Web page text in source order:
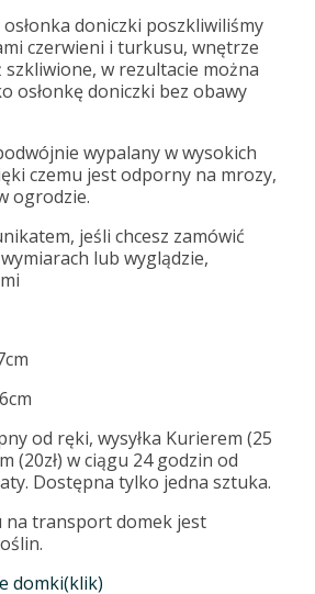
doniczki poszkliwiliśmy
czerwieni i turkusu, wnętrze
w rezultacie można
osłonkę doniczki bez obawy
wypalany w wysokich
czemu jest odporny na mrozy,
ogrodzie.
jeśli chcesz zamówić
lub wyglądzie,
od ręki, wysyłka Kurierem (25
(20zł) w ciągu 24 godzin od
Dostępna tylko jedna sztuka.
na transport domek jest
domki(klik)